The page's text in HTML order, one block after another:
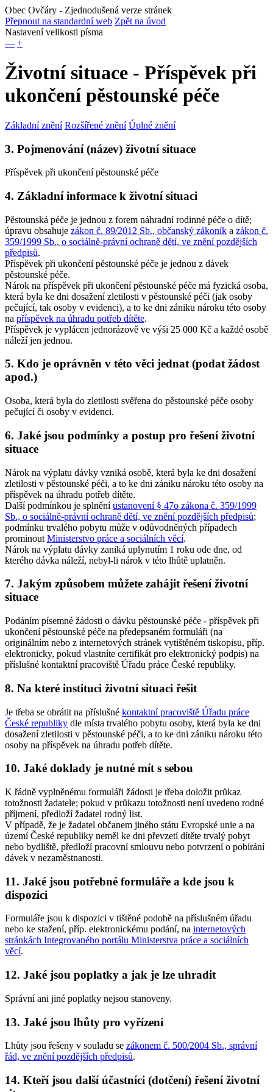
Obec Ovčáry - Zjednodušená verze stránek
Přepnout na standardní web Zpět na úvod
Nastavení velikosti písma
— +
Životní situace - Příspěvek při
ukončení pěstounské péče
Základní znění Rozšířené znění Úplné znění
3. Pojmenování (název) životní situace
Příspěvek při ukončení pěstounské péče
4. Základní informace k životní situaci
Pěstounská péče je jednou z forem náhradní rodinné péče o dítě;
úpravu obsahuje zákon č. 89/2012 Sb., občanský zákoník a zákon č.
359/1999 Sb., o sociálně-právní ochraně dětí, ve znění pozdějších
předpisů.
Příspěvek při ukončení pěstounské péče je jednou z dávek
pěstounské péče.
Nárok na příspěvek při ukončení pěstounské péče má fyzická osoba,
která byla ke dni dosažení zletilosti v pěstounské péči (jak osoby
pečující, tak osoby v evidenci), a to ke dni zániku nároku této osoby
na příspěvek na úhradu potřeb dítěte.
Příspěvek je vyplácen jednorázově ve výši 25 000 Kč a každé osobě
náleží jen jednou.
5. Kdo je oprávněn v této věci jednat (podat žádost
apod.)
Osoba, která byla do zletilosti svěřena do pěstounské péče osoby
pečující či osoby v evidenci.
6. Jaké jsou podmínky a postup pro řešení životní
situace
Nárok na výplatu dávky vzniká osobě, která byla ke dni dosažení
zletilosti v pěstounské péči, a to ke dni zániku nároku této osoby na
příspěvek na úhradu potřeb dítěte.
Další podmínkou je splněníustanovení § 47o zákona č. 359/1999
Sb., o sociálně-právní ochraně dětí, ve znění pozdějších předpisů;
podmínku trvalého pobytu může v odůvodněných případech
prominout Ministerstvo práce a sociálních věcí.
Nárok na výplatu dávky zaniká uplynutím 1 roku ode dne, od
kterého dávka náleží, nebyl-li nárok v této lhůtě uplatněn.
7. Jakým způsobem můžete zahájit řešení životní
situace
Podáním písemné žádosti o dávku pěstounské péče - příspěvek při
ukončení pěstounské péče na předepsaném formuláři (na
originálním nebo z internetových stránek vytištěném tiskopisu, příp.
elektronicky, pokud vlastníte certifikát pro elektronický podpis) na
příslušné kontaktní pracoviště Úřadu práce České republiky.
8. Na které instituci životní situaci řešit
Je třeba se obrátit na příslušné kontaktní pracoviště Úřadu práce
České republiky dle místa trvalého pobytu osoby, která byla ke dni
dosažení zletilosti v pěstounské péči, a to ke dni zániku nároku této
osoby na příspěvek na úhradu potřeb dítěte.
10. Jaké doklady je nutné mít s sebou
K řádně vyplněnému formuláři žádosti je třeba doložit průkaz
totožnosti žadatele; pokud v průkazu totožnosti není uvedeno rodné
příjmení, předloží žadatel rodný list.
V případě, že je žadatel občanem jiného státu Evropské unie a na
území České republiky neměl ke dni převzetí dítěte trvalý pobyt
nebo bydliště, předloží pracovní smlouvu nebo potvrzení o pobírání
dávek v nezaměstnanosti.
11. Jaké jsou potřebné formuláře a kde jsou k
dispozici
Formuláře jsou k dispozici v tištěné podobě na příslušném úřadu
nebo ke stažení, příp. elektronickému podání, na internetových
stránkách Integrovaného portálu Ministerstva práce a sociálních
věcí.
12. Jaké jsou poplatky a jak je lze uhradit
Správní ani jiné poplatky nejsou stanoveny.
13. Jaké jsou lhůty pro vyřízení
Lhůty jsou řešeny v souladu se zákonem č. 500/2004 Sb., správní
řád, ve znění pozdějších předpisů.
14. Kteří jsou další účastníci (dotčení) řešení životní